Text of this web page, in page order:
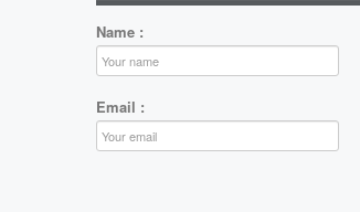
Name :
Email :